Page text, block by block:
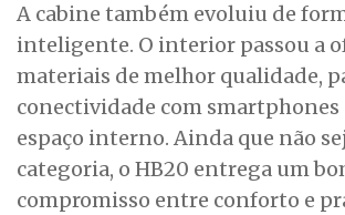
A cabine também evoluiu de
inteligente. O interior passou a
materiais de melhor qualidade,
conectividade com smartphones
espaço interno. Ainda que não
categoria, o HB20 entrega um
compromisso entre conforto e